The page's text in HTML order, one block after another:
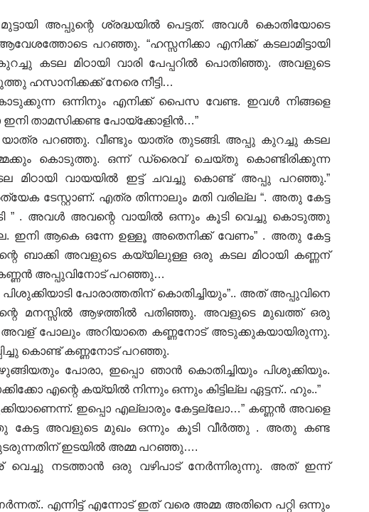
അപ്പുന്റെ ശ്രദ്ധയിൽ പെട്ടത്. അവൾ കൊതിയോടെ
പറഞ്ഞു. “ഹസ്സനിക്കാ എനിക്ക് കടലാമിട്ടായി
കടല മിഠായി വാരി പേപ്പറിൽ പൊതിഞ്ഞു. അവളുടെ
നേരെ നീട്ടി…
ഒന്നിനും എനിക്ക് പൈസ വേണ്ട. ഇവൾ നിങ്ങളെ
താമസിക്കണ്ട പോയ്‌ക്കോളിൻ…”
പറഞ്ഞു. വീണ്ടും യാത്ര തുടങ്ങി. അപ്പു കുറച്ചു കടല
കൊടുത്തു. ഒന്ന് ഡ്രൈവ് ചെയ്തു കൊണ്ടിരിക്കുന്ന
മിഠായി വായയിൽ ഇട്ട് ചവച്ചു കൊണ്ട് അപ്പു പറഞ്ഞു.”
ടേസ്റ്റാണ്. എത്ര തിന്നാലും മതി വരില്ല “. അതു കേട്ട
” . അവൾ അവന്റെ വായിൽ ഒന്നും കൂടി വെച്ചു കൊടുത്തു
ഇനി ആകെ ഒന്നേ ഉള്ളൂ അതെനിക്ക് വേണം” . അതു കേട്ട
ബാക്കി അവളുടെ കയ്യിലുള്ള ഒരു കടല മിഠായി കണ്ണന്
കണ്ണൻ അപ്പുവിനോട് പറഞ്ഞു…
പോരാത്തതിന് കൊതിച്ചിയും”.. അത് അപ്പുവിനെ
മനസ്സിൽ ആഴത്തിൽ പതിഞ്ഞു. അവളുടെ മുഖത്ത് ഒരു
അവള് പോലും അറിയാതെ കണ്ണനോട് അടുക്കുകയായിരുന്നു.
കൊണ്ട് കണ്ണനോട് പറഞ്ഞു.
പോരാ, ഇപ്പൊ ഞാൻ കൊതിച്ചിയും പിശുക്കിയും.
എന്റെ കയ്യിൽ നിന്നും ഒന്നും കിട്ടില്ല ഏട്ടന്.. ഹും..”
ഇപ്പൊ എല്ലാരും കേട്ടല്ലോ…” കണ്ണൻ അവളെ
കേട്ട അവളുടെ മുഖം ഒന്നും കൂടി വീർത്തു . അതു കണ്ട
ഇടയിൽ അമ്മ പറഞ്ഞു….
വെച്ചു നടത്താൻ ഒരു വഴിപാട് നേർന്നിരുന്നു. അത് ഇന്ന്
എന്നിട്ട് എന്നോട് ഇത് വരെ അമ്മ അതിനെ പറ്റി ഒന്നും